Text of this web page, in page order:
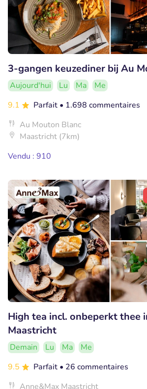
3-gangen keuzediner bij Au
Aujourd'hui Lu Ma
Me
9.1
Parfait • 1.698 commentaires
Au Mouton Blanc
Maastricht (7km)
Vendu : 910
High tea incl. onbeperkt thee
Maastricht
Demain Lu Ma
Me
9.5
Parfait • 26 commentaires
Anne&Max Maastricht